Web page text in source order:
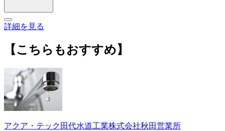
詳細を見る
【こちらもおすすめ】
アクア・テック田代水道工業株式会社秋田営業所